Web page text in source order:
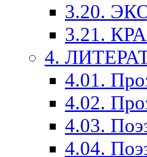
3.20.
3.21.
4.
4.01.
4.02.
4.03.
4.04.